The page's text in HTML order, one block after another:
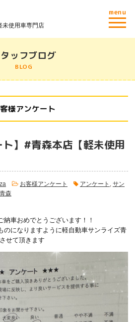
未使用車専門店
menu
ッフブログ
BLOG
様アンケート
ト】#青森本店【軽未使用
お客様アンケート アンケート
サン
青森
車おめでとうございます！！
のになりますように軽自動車サンライズ青
せて頂きます